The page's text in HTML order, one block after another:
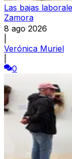
Las bajas
Zamora
8 ago 2026
Verónica Muriel
0